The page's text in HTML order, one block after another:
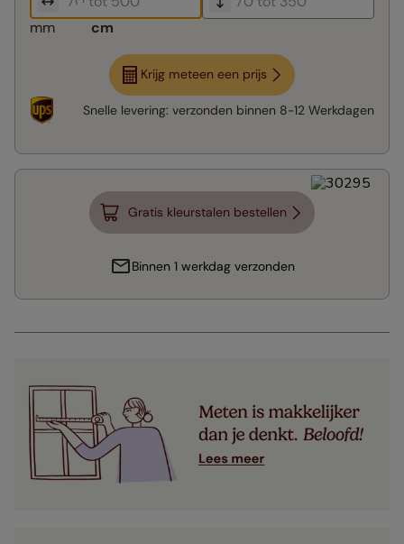
mm cm
Krijg meteen een prijs
Snelle levering: verzonden binnen 8-12 Werkdagen
Gratis kleurstalen bestellen
Binnen 1 werkdag verzonden